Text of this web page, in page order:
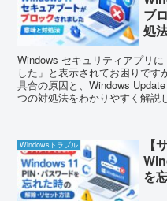
ブ
処
Windows セキュリティアプリ
した」と表示されてお困りで
具合の原因と、Windows
つの対処法をわかりやすく解説
Windowsトラブル
【
を